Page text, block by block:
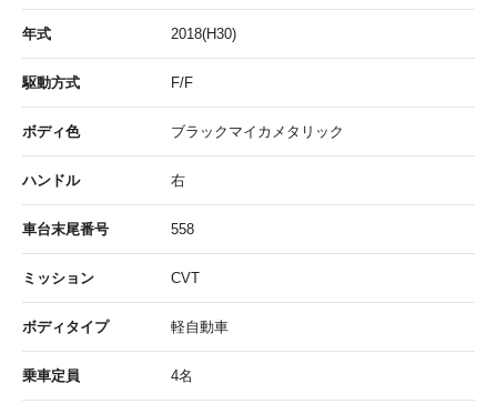
年式 2018(H30)
駆動方式 F/F
ボディ色 ブラックマイカメタリック
ハンドル 右
車台末尾番号 558
ミッション CVT
ボディタイプ 軽自動車
乗車定員 4名